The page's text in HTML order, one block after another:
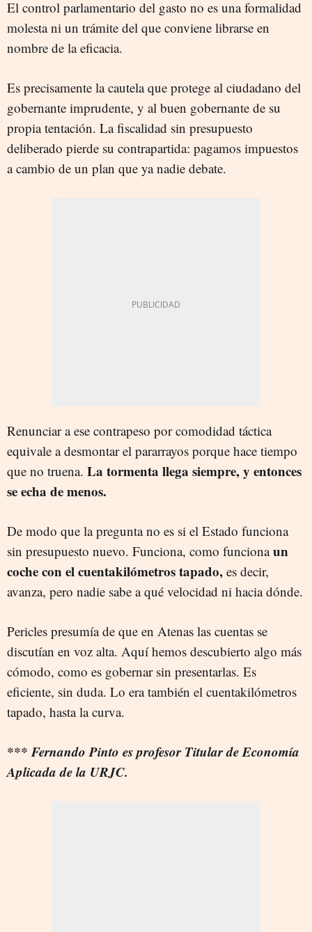
El control parlamentario del gasto no es una formalidad
molesta ni un trámite del que conviene librarse en
nombre de la eficacia.
Es precisamente la cautela que protege al ciudadano del
gobernante imprudente, y al buen gobernante de su
propia tentación. La fiscalidad sin presupuesto
deliberado pierde su contrapartida: pagamos impuestos
a cambio de un plan que ya nadie debate.
Renunciar a ese contrapeso por comodidad táctica
equivale a desmontar el pararrayos porque hace tiempo
que no truena. La tormenta llega siempre, y entonces
se echa de menos.
De modo que la pregunta no es si el Estado funciona
sin presupuesto nuevo. Funciona, como funcionaun
coche con el cuentakilómetros tapado, es decir,
avanza, pero nadie sabe a qué velocidad ni hacia dónde.
Pericles presumía de que en Atenas las cuentas se
discutían en voz alta. Aquí hemos descubierto algo más
cómodo, como es gobernar sin presentarlas. Es
eficiente, sin duda. Lo era también el cuentakilómetros
tapado, hasta la curva.
*** Fernando Pinto es profesor Titular de Economía
Aplicada de la URJC.